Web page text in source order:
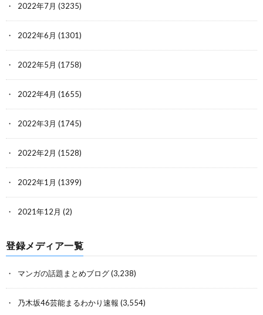
2022年7月 (3235)
2022年6月 (1301)
2022年5月 (1758)
2022年4月 (1655)
2022年3月 (1745)
2022年2月 (1528)
2022年1月 (1399)
2021年12月 (2)
登録メディア一覧
マンガの話題まとめブログ(3,238)
乃木坂46芸能まるわかり速報 (3,554)